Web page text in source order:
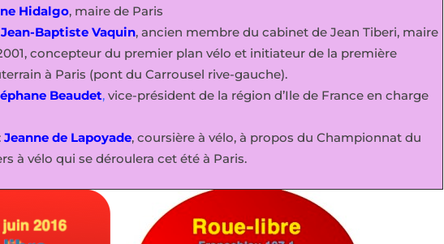
Hidalgo, maire de Paris
Jean-Baptiste Vaquin, ancien membre du cabinet de Jean Tiberi, maire
concepteur du premier plan vélo et initiateur de la première
à Paris (pont du Carrousel rive-gauche).
Beaudet, vice-président de la région d’Ile de France en charge
Jeanne de Lapoyade, coursière à vélo, à propos du Championnat du
à vélo qui se déroulera cet été à Paris.